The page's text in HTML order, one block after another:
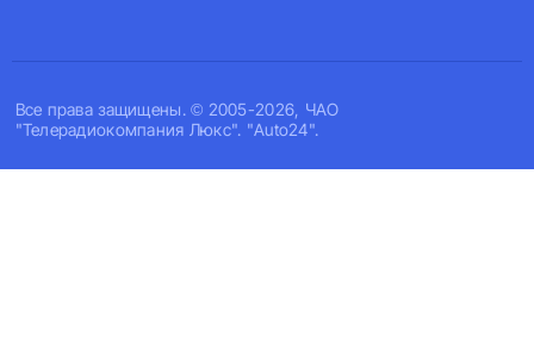
Все права защищены. © 2005-2026, ЧАО
"Телерадиокомпания Люкс". "Auto24".